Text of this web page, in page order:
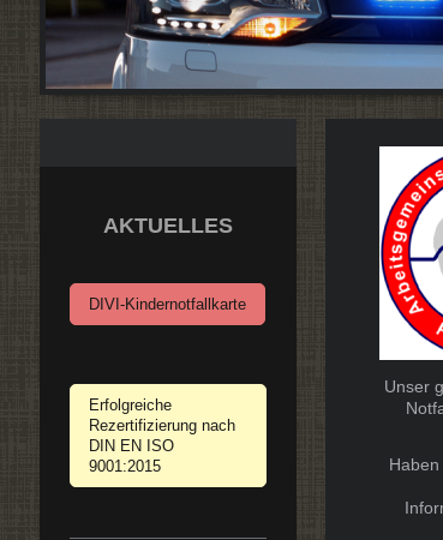
Unser
AKTUELLES
DIVI-Kindernotfallkarte
Erfolgreiche
Rezertifizierung nach
DIN EN ISO
9001:2015